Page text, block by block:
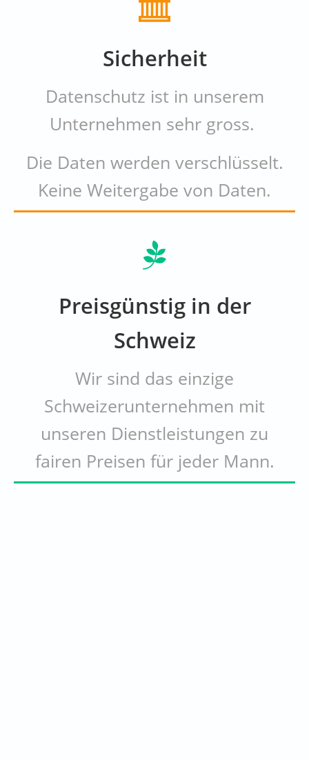
Sicherheit
Datenschutz ist in unserem
Unternehmen sehr gross.
Die Daten werden verschlüsselt.
Keine Weitergabe von Daten.
Preisgünstig in der
Schweiz
Wir sind das einzige
Schweizerunternehmen mit
unseren Dienstleistungen zu
fairen Preisen für jeder Mann.